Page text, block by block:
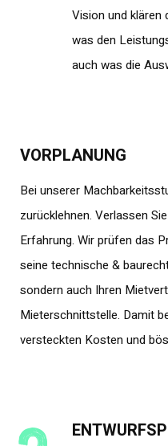
Vision und klären
was den
auch was die
VORPLANUNG
Bei unserer
zurücklehnen. Verlassen
Erfahrung. Wir prüfen das
seine technische &
sondern auch Ihren
Mieterschnittstelle. Damit
versteckten Kosten und